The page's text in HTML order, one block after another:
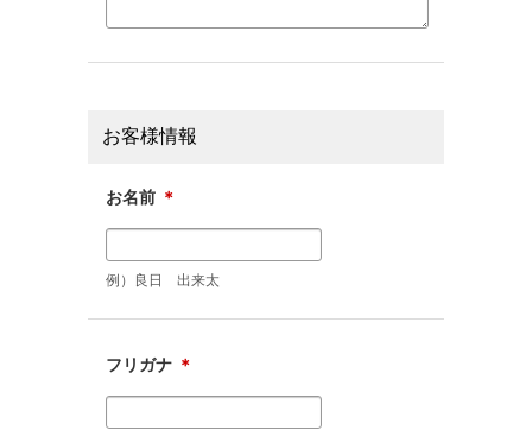
お客様情報
お名前 ＊
例）良日 出来太
フリガナ ＊